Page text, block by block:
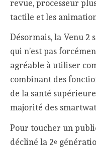
revue, processeur
tactile et les
Désormais, la Venu 2
qui n’est pas
agréable à utiliser
combinant des
de la santé
majorité des
Pour toucher un
décliné la 2e